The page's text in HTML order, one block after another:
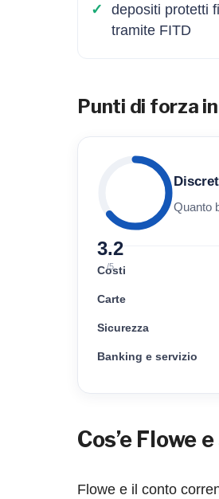
depositi protetti
tramite FITD
Punti di forza
3.2
/5
Quanto
Costi
Carte
Sicurezza
Banking e servizio
Cos’e Flowe
Flowe e il conto